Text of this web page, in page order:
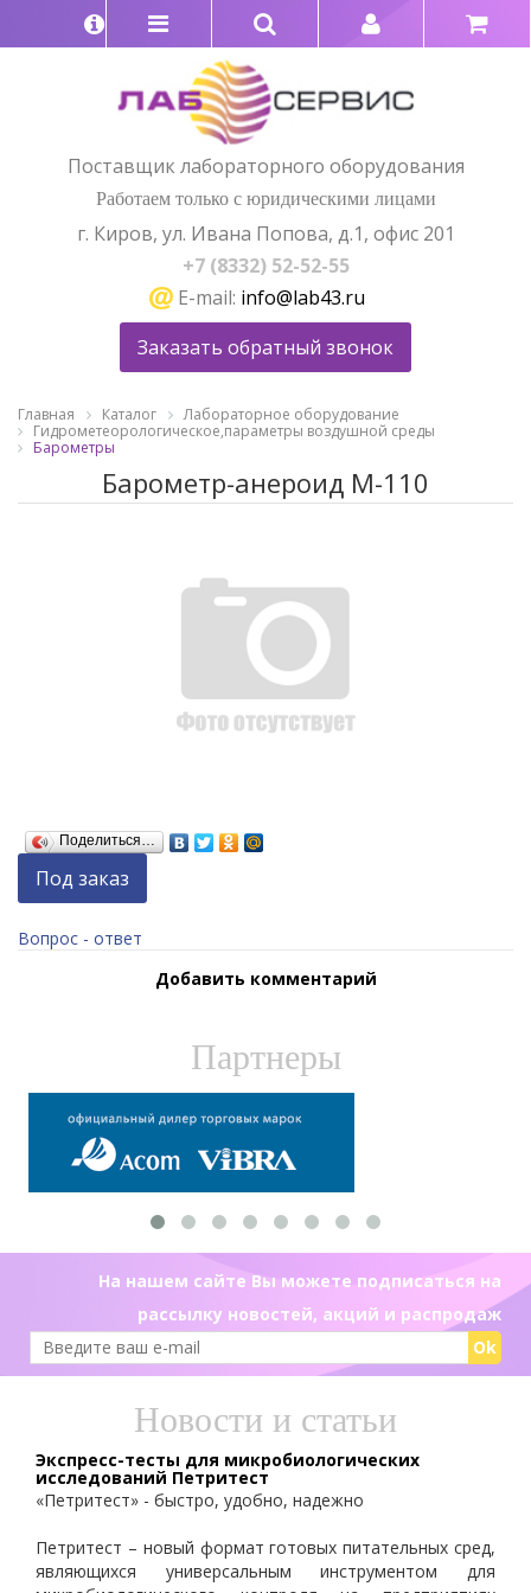
Поставщик лабораторного оборудования
Работаем только с юридическими лицами
г. Киров, ул. Ивана Попова, д.1, офис 201
+7 (8332) 52-52-55
E-mail: info@lab43.ru
Заказать обратный звонок
Главная Каталог
Лабораторное оборудование
Гидрометеорологическое,параметры воздушной среды
Барометры
Барометр-анероид М-110
Поделиться…
Под заказ
Вопрос - ответ
Добавить комментарий
Партнеры
На нашем сайте Вы можете подписаться на
рассылку новостей, акций и распродаж
Ok
Новости и статьи
Экспресс-тесты для микробиологических
исследований Петритест
«Петритест» - быстро, удобно, надежно
Петритест – новый формат готовых питательных сред,
являющихся универсальным инструментом для